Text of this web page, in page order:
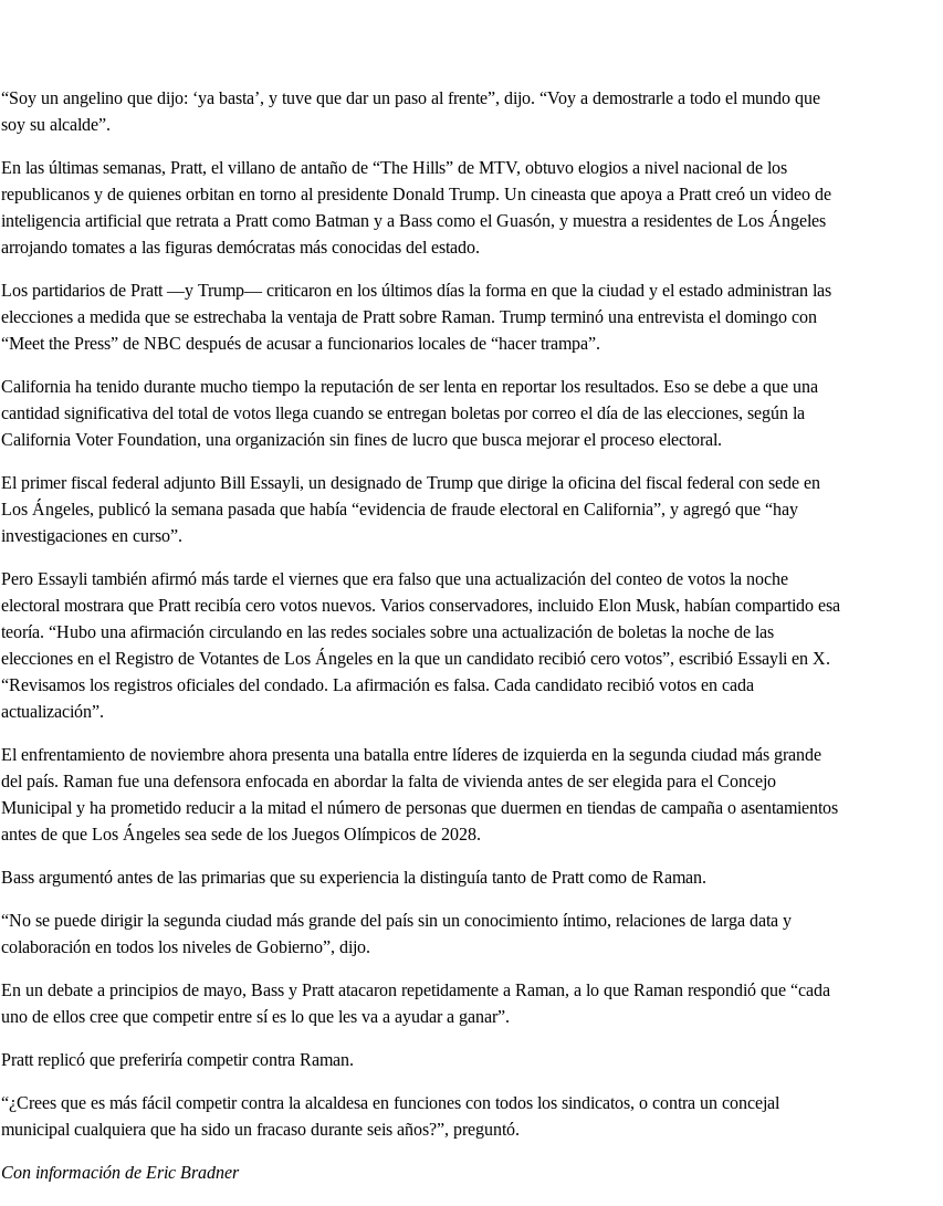
“Soy un angelino que dijo: ‘ya basta’, y tuve que dar un paso al frente”, dijo. “Voy a demostrarle a todo el mundo que
soy su alcalde”.
En las últimas semanas, Pratt, el villano de antaño de “The Hills” de MTV, obtuvo elogios a nivel nacional de los
republicanos y de quienes orbitan en torno al presidente Donald Trump. Un cineasta que apoya a Pratt creó un video de
inteligencia artificial que retrata a Pratt como Batman y a Bass como el Guasón, y muestra a residentes de Los Ángeles
arrojando tomates a las figuras demócratas más conocidas del estado.
Los partidarios de Pratt —y Trump— criticaron en los últimos días la forma en que la ciudad y el estado administran las
elecciones a medida que se estrechaba la ventaja de Pratt sobre Raman. Trump terminó una entrevista el domingo con
“Meet the Press” de NBC después de acusar a funcionarios locales de “hacer trampa”.
California ha tenido durante mucho tiempo la reputación de ser lenta en reportar los resultados. Eso se debe a que una
cantidad significativa del total de votos llega cuando se entregan boletas por correo el día de las elecciones, según la
California Voter Foundation, una organización sin fines de lucro que busca mejorar el proceso electoral.
El primer fiscal federal adjunto Bill Essayli, un designado de Trump que dirige la oficina del fiscal federal con sede en
Los Ángeles, publicó la semana pasada que había “evidencia de fraude electoral en California”, y agregó que “hay
investigaciones en curso”.
Pero Essayli también afirmó más tarde el viernes que era falso que una actualización del conteo de votos la noche
electoral mostrara que Pratt recibía cero votos nuevos. Varios conservadores, incluido Elon Musk, habían compartido esa
teoría. “Hubo una afirmación circulando en las redes sociales sobre una actualización de boletas la noche de las
elecciones en el Registro de Votantes de Los Ángeles en la que un candidato recibió cero votos”, escribió Essayli en X.
“Revisamos los registros oficiales del condado. La afirmación es falsa. Cada candidato recibió votos en cada
actualización”.
El enfrentamiento de noviembre ahora presenta una batalla entre líderes de izquierda en la segunda ciudad más grande
del país. Raman fue una defensora enfocada en abordar la falta de vivienda antes de ser elegida para el Concejo
Municipal y ha prometido reducir a la mitad el número de personas que duermen en tiendas de campaña o asentamientos
antes de que Los Ángeles sea sede de los Juegos Olímpicos de 2028.
Bass argumentó antes de las primarias que su experiencia la distinguía tanto de Pratt como de Raman.
“No se puede dirigir la segunda ciudad más grande del país sin un conocimiento íntimo, relaciones de larga data y
colaboración en todos los niveles de Gobierno”, dijo.
En un debate a principios de mayo, Bass y Pratt atacaron repetidamente a Raman, a lo que Raman respondió que “cada
uno de ellos cree que competir entre sí es lo que les va a ayudar a ganar”.
Pratt replicó que preferiría competir contra Raman.
“¿Crees que es más fácil competir contra la alcaldesa en funciones con todos los sindicatos, o contra un concejal
municipal cualquiera que ha sido un fracaso durante seis años?”, preguntó.
Con información de Eric Bradner